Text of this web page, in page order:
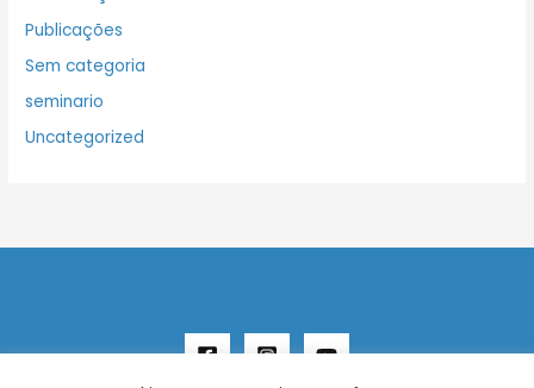
Publicações
Sem categoria
seminario
Uncategorized